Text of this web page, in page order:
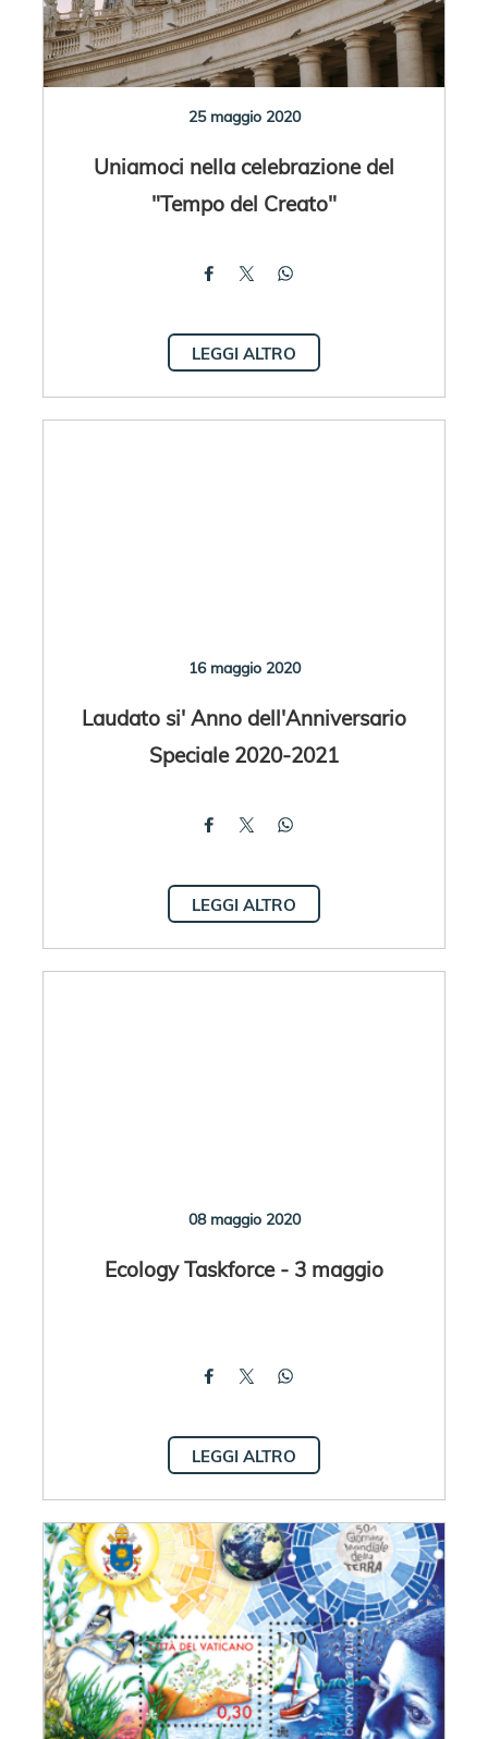
25 maggio 2020
Uniamoci nella celebrazione del
"Tempo del Creato"
LEGGI ALTRO
16 maggio 2020
Laudato si' Anno dell'Anniversario
Speciale 2020-2021
LEGGI ALTRO
08 maggio 2020
Ecology Taskforce - 3 maggio
LEGGI ALTRO